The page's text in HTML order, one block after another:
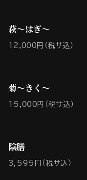
萩～はぎ～
12,000円（税サ込）
菊～きく～
15,000円（税サ込）
陰膳
3,595円（税サ込）